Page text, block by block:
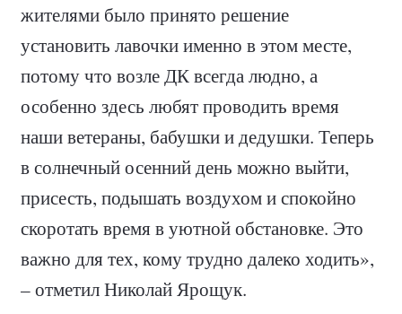
жителями было принято решение
установить лавочки именно в этом месте,
потому что возле ДК всегда людно, а
особенно здесь любят проводить время
наши ветераны, бабушки и дедушки. Теперь
в солнечный осенний день можно выйти,
присесть, подышать воздухом и спокойно
скоротать время в уютной обстановке. Это
важно для тех, кому трудно далеко ходить»,
– отметил Николай Ярощук.